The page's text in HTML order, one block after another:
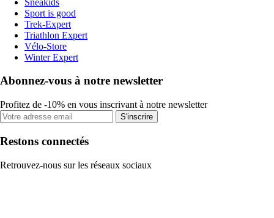
Sport is good
Trek-Expert
Triathlon Expert
Vélo-Store
Winter Expert
Abonnez-vous à notre newsletter
Profitez de -10% en vous inscrivant à notre newsletter
S'inscrire
Restons connectés
Retrouvez-nous sur les réseaux sociaux